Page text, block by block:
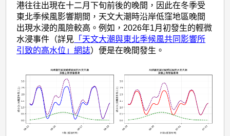
港往往出現在十二月下旬前後的晚間，因此在冬季受
東北季候風影響期間，天文大潮時沿岸低窪地區晚間
出現水浸的風險較高。例如，2026年1月初發生的輕微
水浸事件（詳見 「天文大潮與東北季候風共同影響所
引致的高水位」網誌）便是在晚間發生。